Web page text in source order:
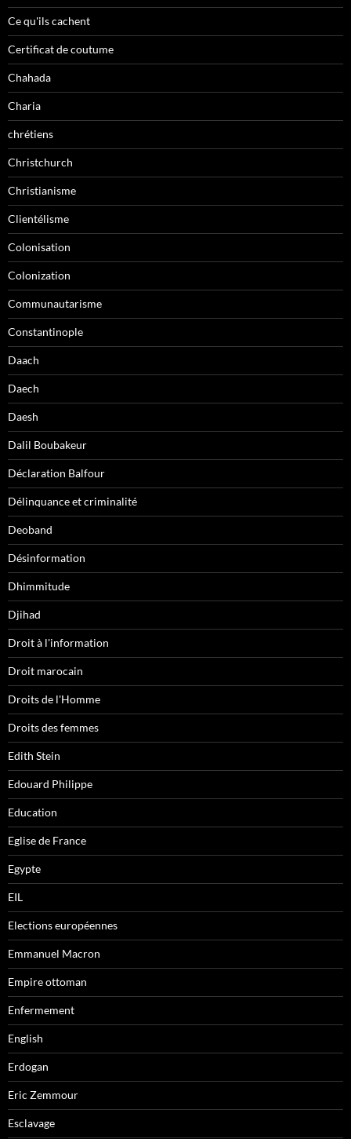
Ce qu'ils cachent
Certificat de coutume
Chahada
Charia
chrétiens
Christchurch
Christianisme
Clientélisme
Colonisation
Colonization
Communautarisme
Constantinople
Daach
Daech
Daesh
Dalil Boubakeur
Déclaration Balfour
Délinquance et criminalité
Deoband
Désinformation
Dhimmitude
Djihad
Droit à l'information
Droit marocain
Droits de l'Homme
Droits des femmes
Edith Stein
Edouard Philippe
Education
Eglise de France
Egypte
EIL
Elections européennes
Emmanuel Macron
Empire ottoman
Enfermement
English
Erdogan
Eric Zemmour
Esclavage